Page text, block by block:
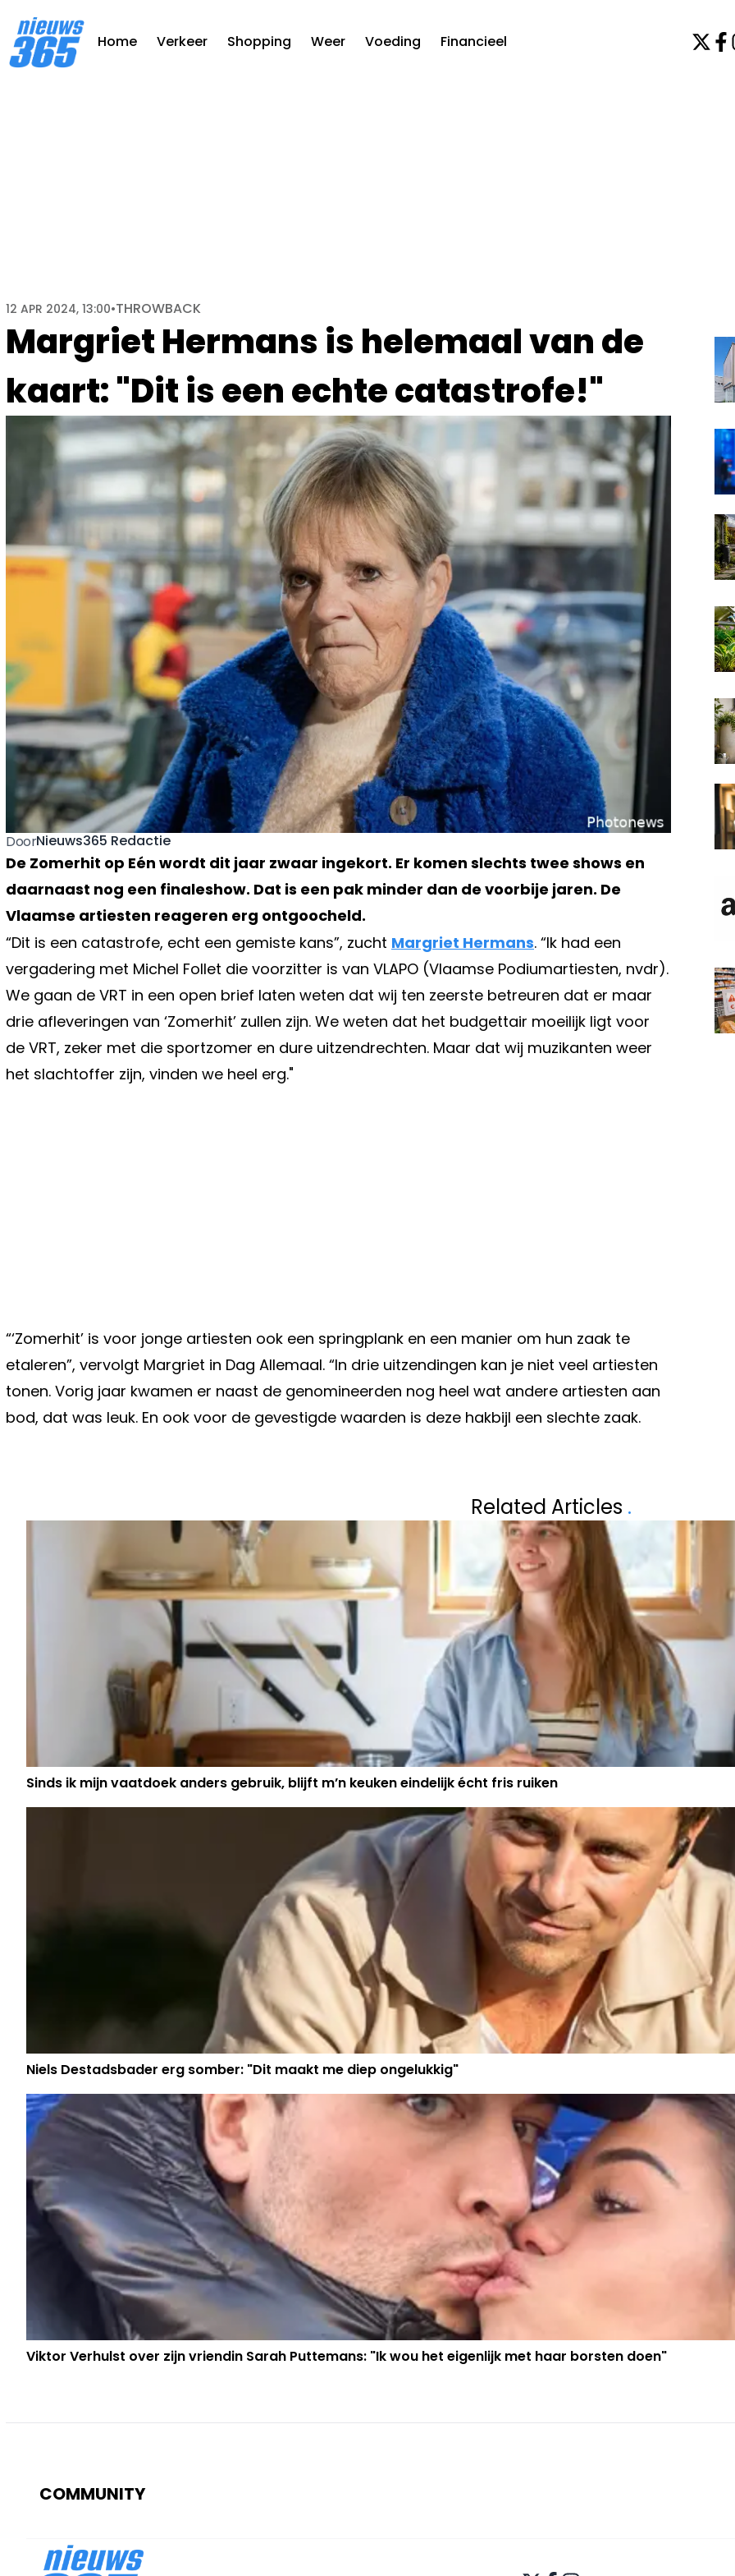
Home Verkeer Shopping Weer Voeding Financieel
Margriet Hermans is helemaal van de
kaart: "Dit is een echte catastrofe!"
12 APR 2024, 13:00•THROWBACK
DoorNieuws365 Redactie
De Zomerhit op Eén wordt dit jaar zwaar ingekort. Er komen slechts twee shows en
daarnaast nog een finaleshow. Dat is een pak minder dan de voorbije jaren. De
Vlaamse artiesten reageren erg ontgoocheld.
“Dit is een catastrofe, echt een gemiste kans”, zucht Margriet Hermans. “Ik had een
vergadering met Michel Follet die voorzitter is van VLAPO (Vlaamse Podium­artiesten, nvdr).
We gaan de VRT in een open brief laten weten dat wij ten zeerste betreuren dat er maar
drie afleveringen van ‘Zomerhit’ zullen zijn. We weten dat het budgettair moeilijk ligt voor
de VRT, zeker met die sportzomer en dure uitzendrechten. Maar dat wij muzikanten weer
het slachtoffer zijn, vinden we heel erg."
“‘Zomerhit’ is voor jonge artiesten ook een springplank en een manier om hun zaak te
etaleren”, vervolgt Margriet in Dag Allemaal. “In drie uitzendingen kan je niet veel artiesten
tonen. Vorig jaar kwamen er naast de genomineerden nog heel wat andere artiesten aan
bod, dat was leuk. En ook voor de gevestigde waarden is deze hakbijl een slechte zaak.
ASHLEY: "DAT DOE JE TOCH NIET!"
ONNOZELHEID
Related Articles .
Sinds ik mijn vaatdoek anders gebruik, blijft m’n keuken eindelijk écht fris ruiken
Niels Destadsbader erg somber: "Dit maakt me diep ongelukkig"
Viktor Verhulst over zijn vriendin Sarah Puttemans: "Ik wou het eigenlijk met haar borsten doen"
COMMUNITY